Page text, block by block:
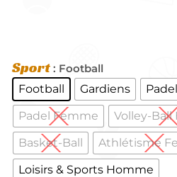
Sport : Football
Football
Gardiens
Padel Femme
Volley-Ball
Basket-Ball
Athlétisme
Loisirs & Sports Homme